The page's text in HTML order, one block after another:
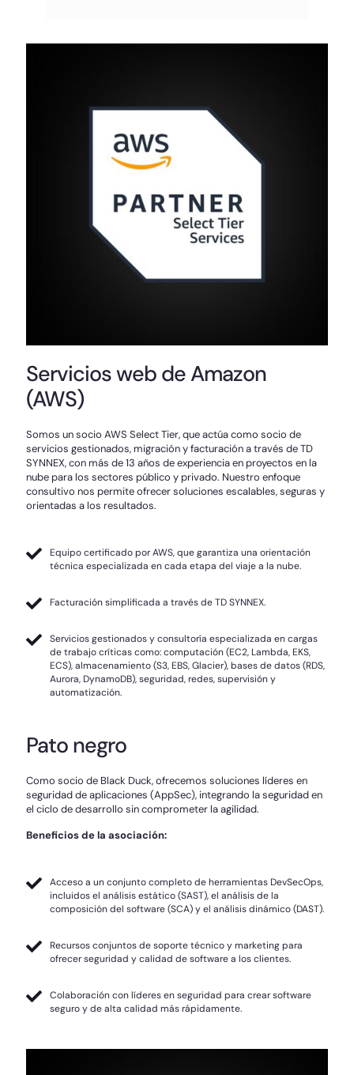
Servicios web de Amazon
(AWS)
Somos un socio AWS Select Tier, que actúa como socio de
servicios gestionados, migración y facturación a través de TD
SYNNEX, con más de 13 años de experiencia en proyectos en la
nube para los sectores público y privado. Nuestro enfoque
consultivo nos permite ofrecer soluciones escalables, seguras y
orientadas a los resultados.
Equipo certificado por AWS, que garantiza una orientación
técnica especializada en cada etapa del viaje a la nube.
Facturación simplificada a través de TD SYNNEX.
Servicios gestionados y consultoría especializada en cargas
de trabajo críticas como: computación (EC2, Lambda, EKS,
ECS), almacenamiento (S3, EBS, Glacier), bases de datos (RDS,
Aurora, DynamoDB), seguridad, redes, supervisión y
automatización.
Pato negro
Como socio de Black Duck, ofrecemos soluciones líderes en
seguridad de aplicaciones (AppSec), integrando la seguridad en
el ciclo de desarrollo sin comprometer la agilidad.
Beneficios de la asociación:
Acceso a un conjunto completo de herramientas DevSecOps,
incluidos el análisis estático (SAST), el análisis de la
composición del software (SCA) y el análisis dinámico (DAST).
Recursos conjuntos de soporte técnico y marketing para
ofrecer seguridad y calidad de software a los clientes.
Colaboración con líderes en seguridad para crear software
seguro y de alta calidad más rápidamente.